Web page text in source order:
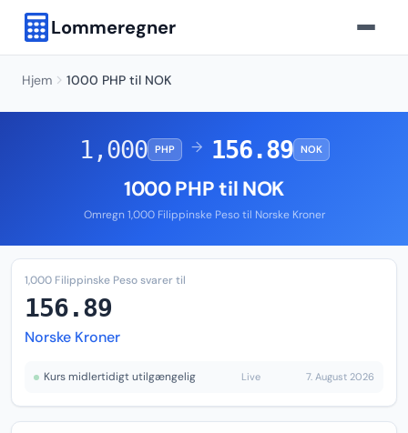
Lommeregner
Hjem 1000 PHP til NOK
1,000 PHP → 156.89 NOK
1000 PHP til NOK
Omregn 1,000 Filippinske Peso til Norske Kroner
1,000 Filippinske Peso svarer til
156.89
Norske Kroner
Kurs midlertidigt utilgængelig Live 7. August 2026